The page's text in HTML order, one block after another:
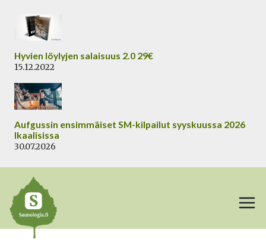
sisältöön
Hyvien löylyjen salaisuus 2.0 29€
15.12.2022
Aufgussin ensimmäiset SM-kilpailut syyskuussa 2026
Ikaalisissa
30.07.2026